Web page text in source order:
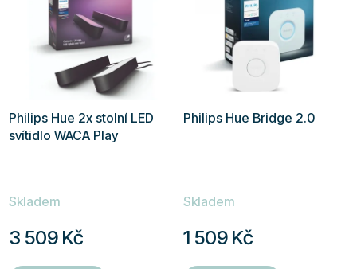
Philips Hue 2x stolní LED
svítidlo WACA Play
Skladem
3 509 Kč
Philips Hue Bridge 2.0
Skladem
1 509 Kč